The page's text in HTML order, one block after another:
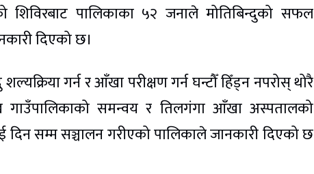
पालिकाका ५२ जनाले मोतिबिन्दुको सफल
दिएको छ।
गर्न र आँखा परीक्षण गर्न घन्टौँ हिँड्न नपरोस् थोरै
समन्वय र तिलगंगा आँखा अस्पतालको
सम्म सञ्चालन गरीएको पालिकाले जानकारी दिएको छ